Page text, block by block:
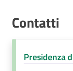
Contatti
Presidenza